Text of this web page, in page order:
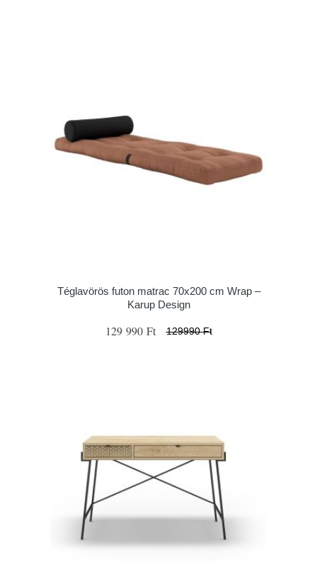
Téglavörös futon matrac 70x200 cm Wrap –
Karup Design
129 990 Ft 129990 Ft